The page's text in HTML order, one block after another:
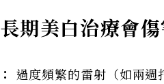
期美白治療會
過度頻繁的雷射（如兩